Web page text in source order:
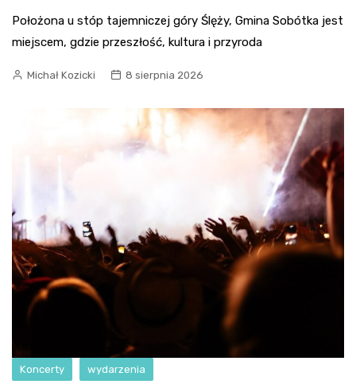
Położona u stóp tajemniczej góry Ślęży, Gmina Sobótka jest
miejscem, gdzie przeszłość, kultura i przyroda
Michał Kozicki 8 sierpnia 2026
Koncerty wydarzenia